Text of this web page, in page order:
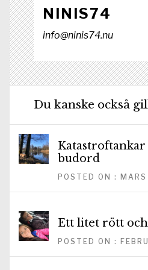
NINIS74
info@ninis74.nu
Du kanske också
Katastroftankar
budord
POSTED ON :
Ett litet rött
POSTED ON :